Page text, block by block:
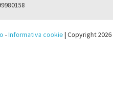
-Informativa cookie | Copyright